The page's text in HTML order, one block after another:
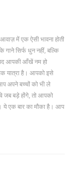
में एक ऐसी भावना होती
गाने सिर्फ धुन नहीं, बल्कि
आपकी आँखें नम हो
यात्रा है। आपको इसे
अपने बच्चों को भी ले
जब बड़े होंगे, तो आपको
एक बार का मौका है। आप